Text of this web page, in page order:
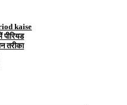
kaise
पीरियड
तरीका